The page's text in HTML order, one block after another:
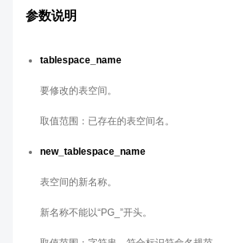
参数说明
tablespace_name
要修改的表空间。
取值范围：已存在的表空间名。
new_tablespace_name
表空间的新名称。
新名称不能以“PG_”开头。